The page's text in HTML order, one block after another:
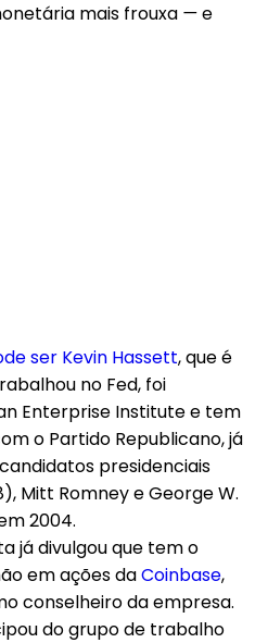
mais frouxa —e
ser Kevin Hassett, que é
no Fed, foi
Enterprise Institute e tem
o Partido Republicano, já
presidenciais
Mitt Romney e George W.
2004.
já divulgou que tem o
em ações daCoinbase,
conselheiro da empresa.
do grupo de trabalho